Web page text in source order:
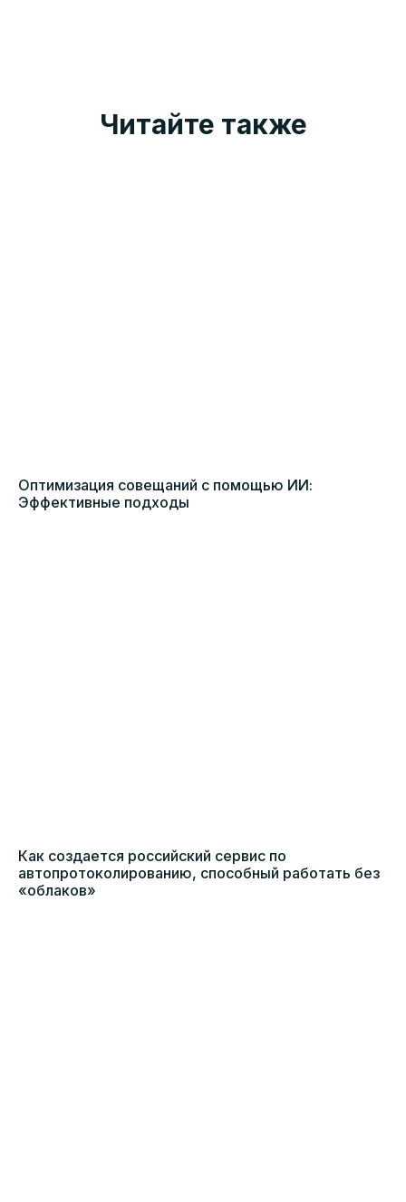
Читайте также
Оптимизация совещаний с помощью ИИ:
Эффективные подходы
Как создается российский сервис по
автопротоколированию, способный работать без
«облаков»